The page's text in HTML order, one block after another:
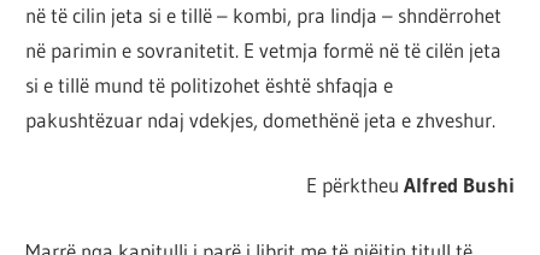
në të cilin jeta si e tillë – kombi, pra lindja – shndërrohet
në parimin e sovranitetit. E vetmja formë në të cilën jeta
si e tillë mund të politizohet është shfaqja e
pakushtëzuar ndaj vdekjes, domethënë jeta e zhveshur.
E përktheu Alfred Bushi